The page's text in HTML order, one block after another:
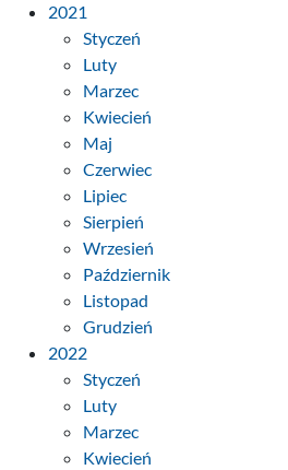
2021
Styczeń
Luty
Marzec
Kwiecień
Maj
Czerwiec
Lipiec
Sierpień
Wrzesień
Październik
Listopad
Grudzień
2022
Styczeń
Luty
Marzec
Kwiecień